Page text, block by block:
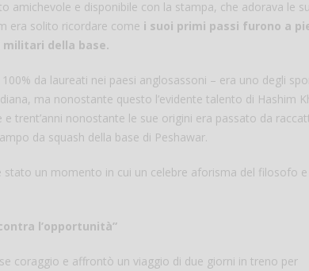
amichevole e disponibile con la stampa, che adorava le
era solito ricordare come i suoi primi passi furono a
della base.
da laureati nei paesi anglosassoni – era uno degli
ma nonostante questo l’evidente talento di Hashim
trent’anni nonostante le sue origini era passato da
da squash della base di Peshawar.
stato un momento in cui un celebre aforisma del filosofo
l’opportunità”
coraggio e affrontò un viaggio di due giorni in treno per
telefonico o si può
online?
Vanessa